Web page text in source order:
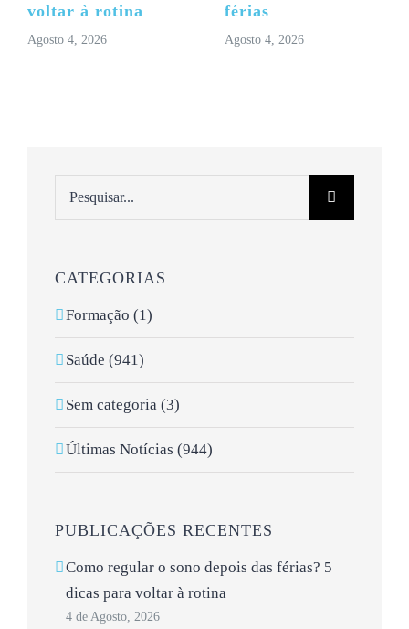
voltar à rotina
Agosto 4, 2026
férias
Agosto 4, 2026
CATEGORIAS
Formação (1)
Saúde (941)
Sem categoria (3)
Últimas Notícias (944)
PUBLICAÇÕES RECENTES
Como regular o sono depois das férias? 5
dicas para voltar à rotina
4 de Agosto, 2026